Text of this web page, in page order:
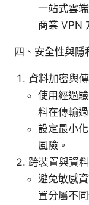
一站式雲
商業 VPN
四、安全性與隱
資料加密與
使用經過
料在傳輸
設定最小
風險。
跨裝置與資
避免敏感
置分屬不